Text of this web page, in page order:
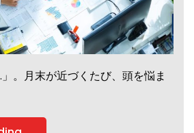
」。月末が近づくたび、頭を悩ま